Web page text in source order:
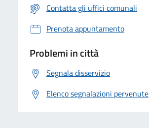
Contatta gli uffici comunali
Prenota appuntamento
Problemi in città
Segnala disservizio
Elenco segnalazioni pervenute